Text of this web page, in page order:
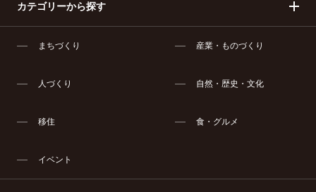
カテゴリーから探す
まちづくり 産業・ものづくり
人づくり 自然・歴史・文化
移住 食・グルメ
イベント